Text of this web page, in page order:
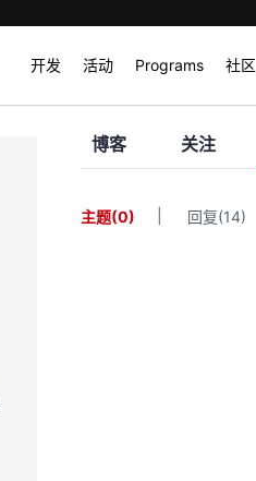
开发 活动 Programs 社区
博客 关注
主题(0) 回复(14)